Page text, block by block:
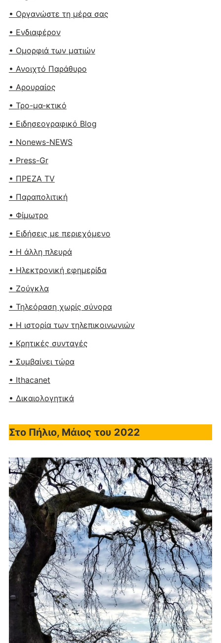
• Οργανώστε τη μέρα σας
• Ενδιαφέρον
• Ομορφιά των ματιών
• Ανοιχτό Παράθυρο
• Αρουραίος
• Τρο-μα-κτικό
• Ειδησεογραφικό Blog
• Nonews-NEWS
• Press-Gr
• ΠΡΕΖΑ TV
• Παραπολιτική
• Φίμωτρο
• Ειδήσεις με περιεχόμενο
• Η άλλη πλευρά
• Ηλεκτρονική εφημερίδα
• Ζούγκλα
• Τηλεόραση χωρίς σύνορα
• Η ιστορία των τηλεπικοινωνιών
• Κρητικές συνταγές
• Συμβαίνει τώρα
• Ithacanet
• Δικαιολογητικά
Στο Πήλιο, Μάιος του 2022